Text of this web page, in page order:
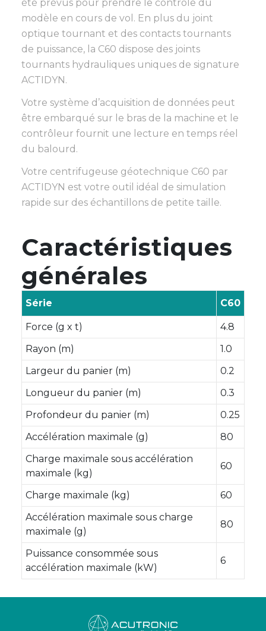
été prévus pour prendre le contrôle du
modèle en cours de vol. En plus du joint
optique tournant et des contacts tournants
de puissance, la C60 dispose des joints
tournants hydrauliques uniques de signature
ACTIDYN.
Votre système d’acquisition de données peut
être embarqué sur le bras de la machine et le
contrôleur fournit une lecture en temps réel
du balourd.
Votre centrifugeuse géotechnique C60 par
ACTIDYN est votre outil idéal de simulation
rapide sur des échantillons de petite taille.
Caractéristiques
générales
Série C60
Force (g x t)
4.8
Rayon (m)
1.0
Largeur du panier (m)
0.2
Longueur du panier (m)
0.3
Profondeur du panier (m)
0.25
Accélération maximale (g)
80
Charge maximale sous accélération
maximale (kg)
60
Charge maximale (kg)
60
Accélération maximale sous charge
maximale (g)
80
Puissance consommée sous
accélération maximale (kW)
6